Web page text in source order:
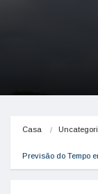
Casa
Previsão do Tempo